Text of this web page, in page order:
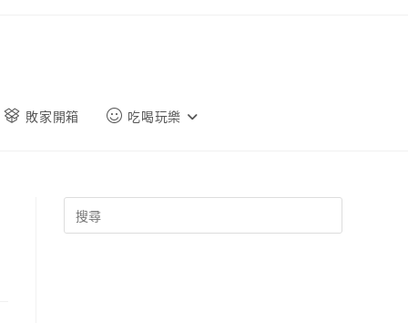
敗家開箱 吃喝玩樂